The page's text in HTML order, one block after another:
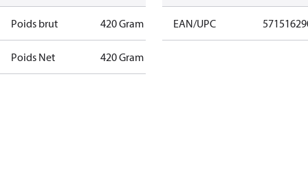
Poids brut 420 Gram
Poids Net 420 Gram
EAN/UPC